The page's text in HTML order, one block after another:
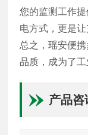
您的监测工作
电方式，更是让
总之，瑶安便
品质，成为了工
产品咨